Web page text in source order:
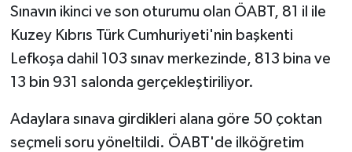
Sınavın ikinci ve son oturumu olan ÖABT, 81 il ile
Kuzey Kıbrıs Türk Cumhuriyeti'nin başkenti
Lefkoşa dahil 103 sınav merkezinde, 813 bina ve
13 bin 931 salonda gerçekleştiriliyor.
Adaylara sınava girdikleri alana göre 50 çoktan
seçmeli soru yöneltildi. ÖABT'de ilköğretim